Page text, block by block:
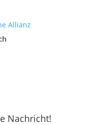
Nachricht!